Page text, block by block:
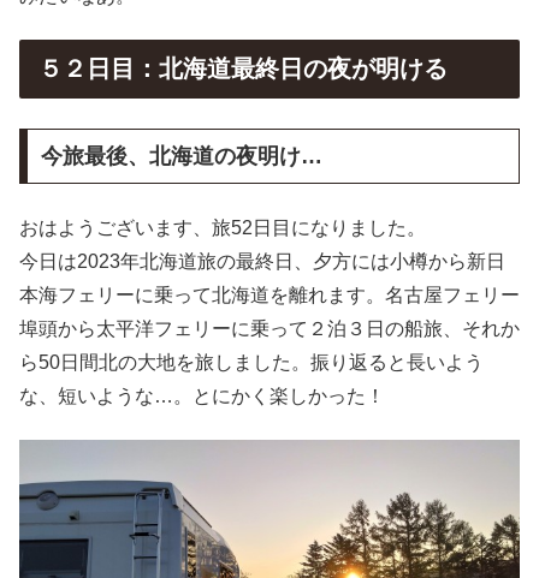
５２日目：北海道最終日の夜が明ける
今旅最後、北海道の夜明け…
おはようございます、旅52日目になりました。
今日は2023年北海道旅の最終日、夕方には小樽から新日
本海フェリーに乗って北海道を離れます。名古屋フェリー
埠頭から太平洋フェリーに乗って２泊３日の船旅、それか
ら50日間北の大地を旅しました。振り返ると長いよう
な、短いような…。とにかく楽しかった！